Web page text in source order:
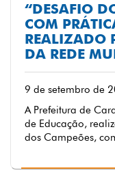
“DESAFIO
COM
REALIZADO
DA REDE
9 de setembro de
A Prefeitura de
de Educação,
dos Campeões,